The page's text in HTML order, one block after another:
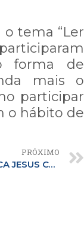
tema “Ler
forma de
mais o
participar
o hábito de
PRÓXIMO
ACAMPAMENTO DE VERÃO DESTACA JESUS COMO O “MELHOR AMIGO” DOS JOVENS